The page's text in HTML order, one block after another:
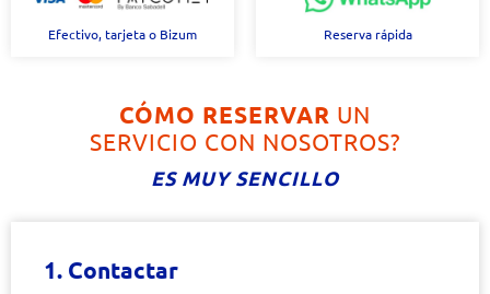
Efectivo, tarjeta o Bizum Reserva rápida
CÓMO RESERVAR UN
SERVICIO CON NOSOTROS?
ES MUY SENCILLO
1. Contactar